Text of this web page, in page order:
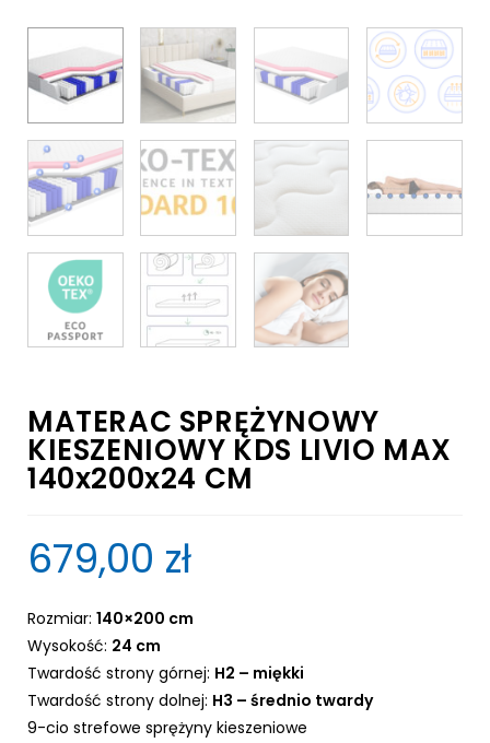
MATERAC SPRĘŻYNOWY
KIESZENIOWY KDS LIVIO MAX
140x200x24 CM
679,00 zł
Rozmiar: 140×200 cm
Wysokość: 24 cm
Twardość strony górnej: H2 – miękki
Twardość strony dolnej: H3 – średnio twardy
9-cio strefowe sprężyny kieszeniowe